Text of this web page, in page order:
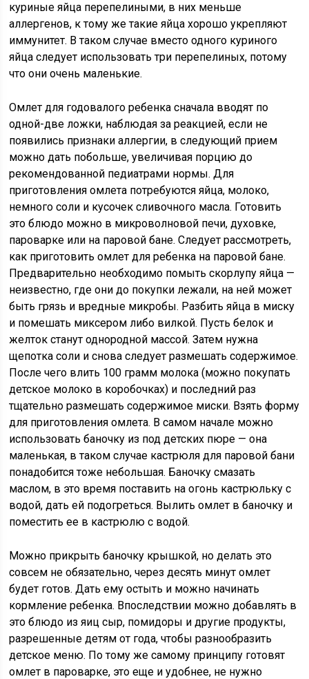
куриные яйца перепелиными, в них меньше
аллергенов, к тому же такие яйца хорошо укрепляют
иммунитет. В таком случае вместо одного куриного
яйца следует использовать три перепелиных, потому
что они очень маленькие.
Омлет для годовалого ребенка сначала вводят по
одной-две ложки, наблюдая за реакцией, если не
появились признаки аллергии, в следующий прием
можно дать побольше, увеличивая порцию до
рекомендованной педиатрами нормы. Для
приготовления омлета потребуются яйца, молоко,
немного соли и кусочек сливочного масла. Готовить
это блюдо можно в микроволновой печи, духовке,
пароварке или на паровой бане. Следует рассмотреть,
как приготовить омлет для ребенка на паровой бане.
Предварительно необходимо помыть скорлупу яйца —
неизвестно, где они до покупки лежали, на ней может
быть грязь и вредные микробы. Разбить яйца в миску
и помешать миксером либо вилкой. Пусть белок и
желток станут однородной массой. Затем нужна
щепотка соли и снова следует размешать содержимое.
После чего влить 100 грамм молока (можно покупать
детское молоко в коробочках) и последний раз
тщательно размешать содержимое миски. Взять форму
для приготовления омлета. В самом начале можно
использовать баночку из под детских пюре — она
маленькая, в таком случае кастрюля для паровой бани
понадобится тоже небольшая. Баночку смазать
маслом, в это время поставить на огонь кастрюльку с
водой, дать ей подогреться. Вылить омлет в баночку и
поместить ее в кастрюлю с водой.
Можно прикрыть баночку крышкой, но делать это
совсем не обязательно, через десять минут омлет
будет готов. Дать ему остыть и можно начинать
кормление ребенка. Впоследствии можно добавлять в
это блюдо из яиц сыр, помидоры и другие продукты,
разрешенные детям от года, чтобы разнообразить
детское меню. По тому же самому принципу готовят
омлет в пароварке, это еще и удобнее, не нужно